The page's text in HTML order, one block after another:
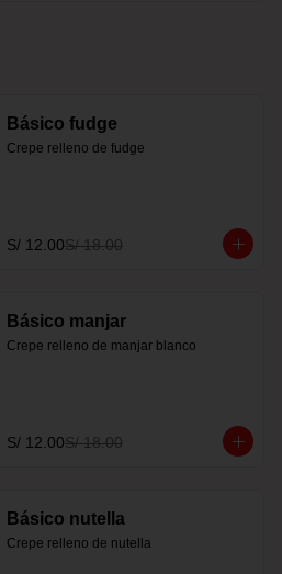
Básico fudge
Crepe relleno de fudge
S/ 12.00S/ 18.00
Básico manjar
Crepe relleno de manjar blanco
S/ 12.00S/ 18.00
Básico nutella
Crepe relleno de nutella